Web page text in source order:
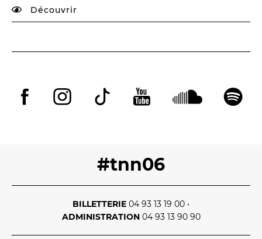
Découvrir
#tnn06
BILLETTERIE 04 93 13 19 00 •
ADMINISTRATION 04 93 13 90 90